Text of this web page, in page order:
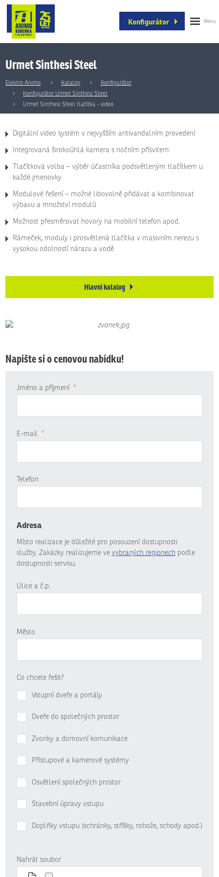
Konfigurátor
Urmet Sinthesi Steel
Elektro Animo Katalog
Konfigurátor
Konfigurátor Urmet Sinthesi Steel
Urmet Sinthesi Steel tlačítka - video
Digitální video systém v nejvyšším antivandalním provedení
Integrovaná širokoúhlá kamera s nočním přísvitem
Tlačítková volba – výběr účastníka podsvětleným tlačítkem u
každé jmenovky
Modulové řešení – možné libovolně přidávat a kombinovat
výbavu a množství modulů
Možnost přesměrovat hovory na mobilní telefon apod.
Rámeček, moduly i prosvětlená tlačítka v masivním nerezu s
vysokou odolností nárazu a vodě
Hlavní katalog
Napište si o cenovou nabídku!
Jméno a příjmení *
E-mail *
Telefon
Adresa
Místo realizace je důležité pro posouzení dostupnosti
služby. Zakázky realizujeme ve vybraných regionech podle
dostupnosti servisu.
Ulice a č.p.
Město
Co chcete řešit?
Vstupní dveře a portály
Dveře do společných prostor
Zvonky a domovní komunikace
Přístupové a kamerové systémy
Osvětlení společných prostor
Stavební úpravy vstupu
Doplňky vstupu (schránky, stříšky, rohože, schody apod.)
Nahrát soubor